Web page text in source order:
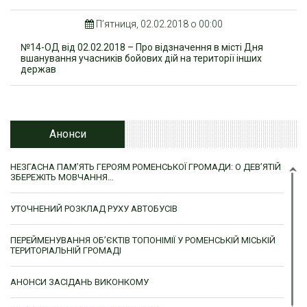
П’ятниця, 02.02.2018 о 00:00
№14-ОД від 02.02.2018 – Про відзначення в місті Дня
вшанування учасників бойових дій на території інших
держав
Анонси
НЕЗГАСНА ПАМ’ЯТЬ ГЕРОЯМ РОМЕНСЬКОЇ ГРОМАДИ: О ДЕВ’ЯТІЙ
ЗБЕРЕЖІТЬ МОВЧАННЯ…
УТОЧНЕНИЙ РОЗКЛАД РУХУ АВТОБУСІВ
ПЕРЕЙМЕНУВАННЯ ОБ’ЄКТІВ ТОПОНІМІЇ У РОМЕНСЬКІЙ МІСЬКІЙ
ТЕРИТОРІАЛЬНІЙ ГРОМАДІ
АНОНСИ ЗАСІДАНЬ ВИКОНКОМУ